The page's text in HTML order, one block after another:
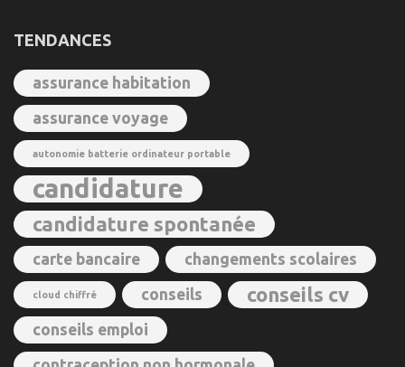
TENDANCES
assurance habitation
assurance voyage
autonomie batterie ordinateur portable
candidature
candidature spontanée
carte bancaire changements scolaires
cloud chiffré conseils conseils cv
conseils emploi